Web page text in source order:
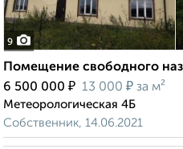
9
Помещение свободного
6 500 000 ₽ 13 000 ₽ за м²
Метеорологическая 4Б
Собственник, 14.06.2021